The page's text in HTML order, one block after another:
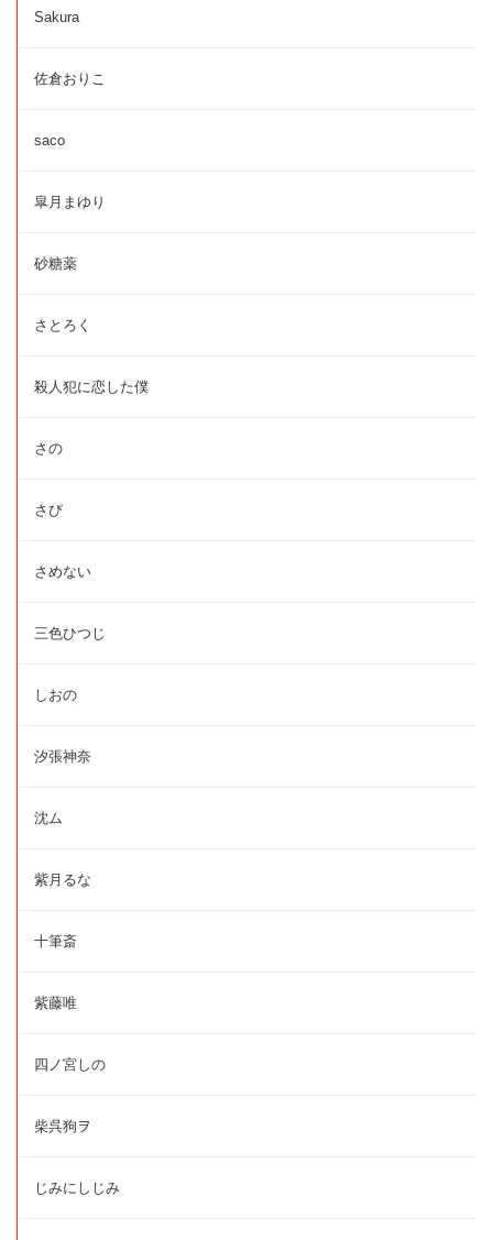
Sakura
佐倉おりこ
saco
皐月まゆり
砂糖薬
さとろく
殺人犯に恋した僕
さの
さび
さめない
三色ひつじ
しおの
汐張神奈
沈ム
紫月るな
十筆斎
紫藤唯
四ノ宮しの
柴呉狗ヲ
じみにしじみ